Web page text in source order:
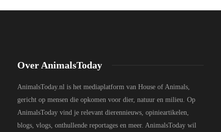
Over AnimalsToday
AnimalsToday.nl is het mediaplatform van House of Animals,
gericht op mensen die opkomen voor dier, natuur en milieu. Op
AnimalsToday vind je relevant dierennieuws, opinieartikelen,
blogs, vlogs, onthullende reportages en meer. AnimalsToday wil